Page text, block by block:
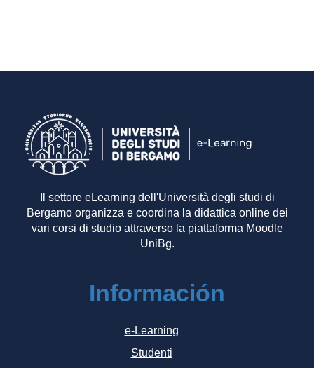
Il settore eLearning dell'Università degli studi di
Bergamo organizza e coordina la didattica online dei
vari corsi di studio attraverso la piattaforma Moodle
UniBg.
Información
e-Learning
Studenti